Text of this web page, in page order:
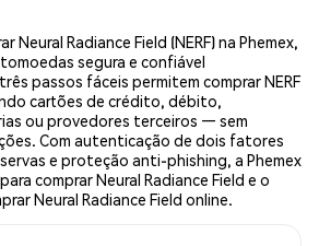
Neural Radiance Field (NERF) na Phemex,
segura e confiável
passos fáceis permitem comprar NERF
cartões de crédito, débito,
ou provedores terceiros — sem
Com autenticação de dois fatores
e proteção anti-phishing, a Phemex
comprar Neural Radiance Field e o
Neural Radiance Field online.